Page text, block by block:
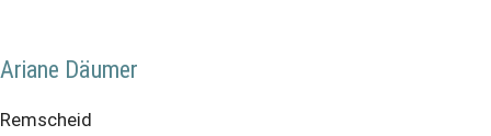
Ariane Däumer
Remscheid